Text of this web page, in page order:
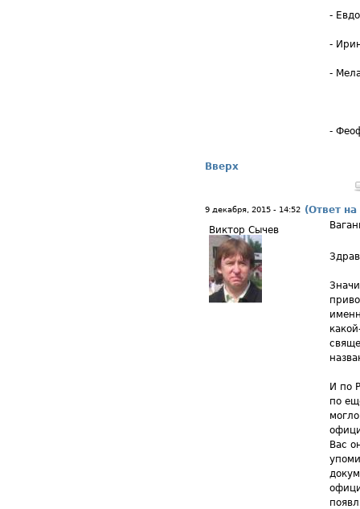
-
-
-
-
Вверх
9 декабря, 2015 - 14:52 (Ответ
Виктор Сычев
И по
по
Вас